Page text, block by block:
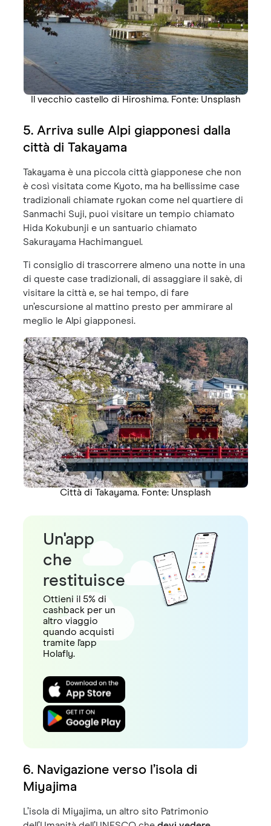
Il vecchio castello di Hiroshima. Fonte: Unsplash
5. Arriva sulle Alpi giapponesi dalla
città di Takayama
Takayama è una piccola città giapponese che non
è così visitata come Kyoto, ma ha bellissime case
tradizionali chiamate ryokan come nel quartiere di
Sanmachi Suji, puoi visitare un tempio chiamato
Hida Kokubunji e un santuario chiamato
Sakurayama Hachimanguel.
Ti consiglio di trascorrere almeno una notte in una
di queste case tradizionali, di assaggiare il sakè, di
visitare la città e, se hai tempo, di fare
un’escursione al mattino presto per ammirare al
meglio le Alpi giapponesi.
Città di Takayama. Fonte: Unsplash
Un'app
che
restituisce
Ottieni il 5% di
cashback per un
altro viaggio
quando acquisti
tramite l'app
Holafly.
6. Navigazione verso l’isola di
Miyajima
L’isola di Miyajima, un altro sito Patrimonio